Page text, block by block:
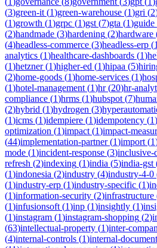
(3)green-it (1)green-warehouse (1)gri (2
(1)growth (1)grpc (1)gst (7)gta (1)guide
(2)handmade (3)hardening (2)hardware
(4)headless-commerce (3)headless-erp (1
analytics (1)healthcare-dashboards (1)
(1)hetzner(1)higher-ed (1)hipaa (5)
(2)home-goods (1)home-services (1)
(1)hotel-management (1)hr(20)hr-
compliance (1)hrms (1)hubspot (7)
(2)hybrid (1)hydrogen (3)
(1)icms (1)idempiere (1)idempotency (1)
optimization (1)impact (1)impact-
(44)implementation-partner(1)import (1
mode (1)incident-response (3)inclusive-
refresh (2)indexing (1)india (5)india-gst
(1)indonesia (2)industry (4)industry-4-0
(1)industry-erp (1)industry-specific (1)
(1)information-security (2)infrastructure
(1)infusionsoft (1)inp (1)insightly (1)
(1)instagram (1)instagram-shopping (2)
(63)intellectual-property (1)inter-
(4)internal-controls (1)internal-